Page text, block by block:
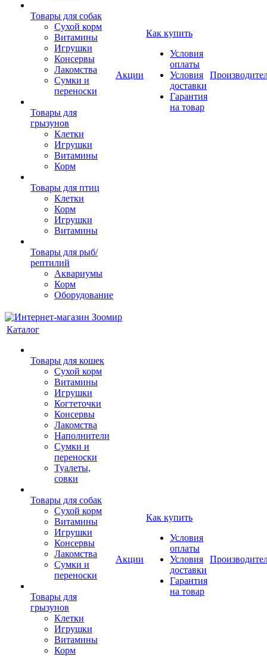
Товары для собак
Cухой корм
Витамины
Игрушки
Консервы
Лакомства
Сумки и
переноски
Товары для
грызунов
Клетки
Игрушки
Витамины
Корм
Товары для птиц
Клетки
Корм
Игрушки
Витамины
Товары для рыб/
рептилий
Аквариумы
Корм
Оборудование
Акции
Как купить
Условия
оплаты
Условия
доставки
Гарантия
на товар
Каталог
Товары для кошек
Cухой корм
Витамины
Игрушки
Когтеточки
Консервы
Лакомства
Наполнители
Сумки и
переноски
Туалеты,
совки
Товары для собак
Cухой корм
Витамины
Игрушки
Консервы
Лакомства
Сумки и
переноски
Товары для
грызунов
Клетки
Игрушки
Витамины
Корм
Акции
Как купить
Условия
оплаты
Условия
доставки
Гарантия
на товар